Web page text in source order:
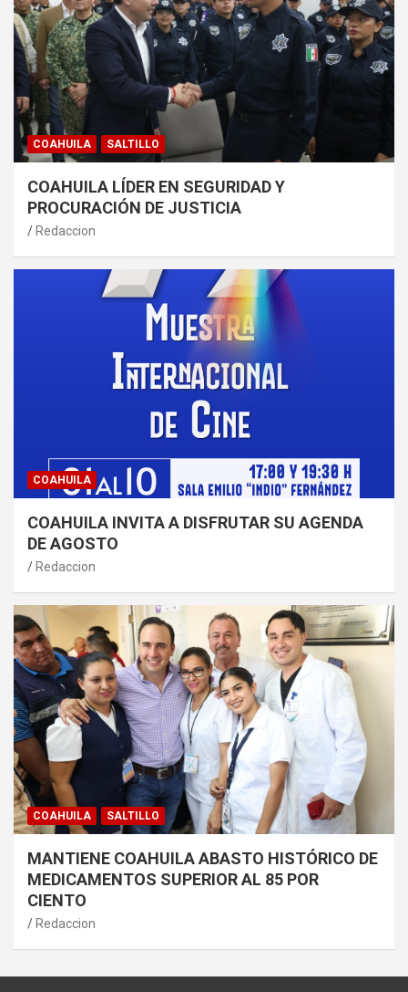
COAHUILA SALTILLO
COAHUILA LÍDER EN SEGURIDAD Y
PROCURACIÓN DE JUSTICIA
Redaccion
COAHUILA
COAHUILA INVITA A DISFRUTAR SU AGENDA
DE AGOSTO
Redaccion
COAHUILA SALTILLO
MANTIENE COAHUILA ABASTO HISTÓRICO DE
MEDICAMENTOS SUPERIOR AL 85 POR
CIENTO
Redaccion